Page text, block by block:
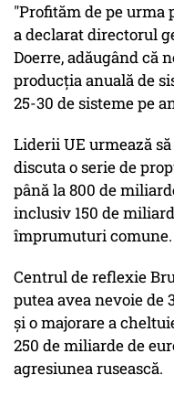
"Profităm de pe urma
a declarat directorul
Doerre, adăugând că
producţia anuală de
25-30 de sisteme pe
Liderii UE urmează
discuta o serie de
până la 800 de
inclusiv 150 de
împrumuturi comune.
Centrul de reflexie
putea avea nevoie de
şi o majorare a
250 de miliarde de
agresiunea rusească.